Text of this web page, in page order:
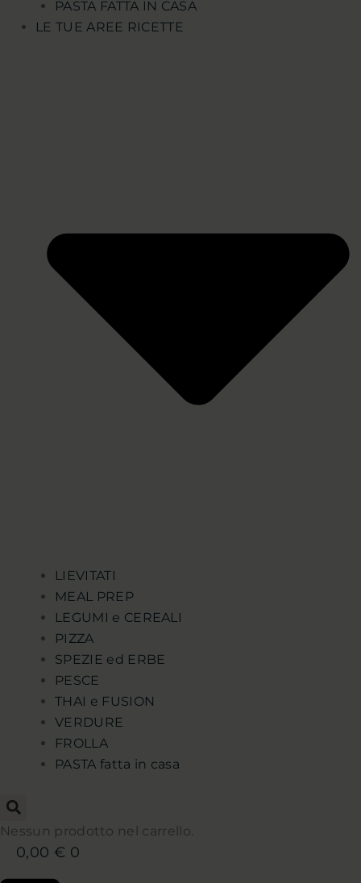
PASTA FATTA IN CASA
LE TUE AREE RICETTE
LIEVITATI
MEAL PREP
LEGUMI e CEREALI
PIZZA
SPEZIE ed ERBE
PESCE
THAI e FUSION
VERDURE
FROLLA
PASTA fatta in casa
Nessun prodotto nel carrello.
0,00 € 0